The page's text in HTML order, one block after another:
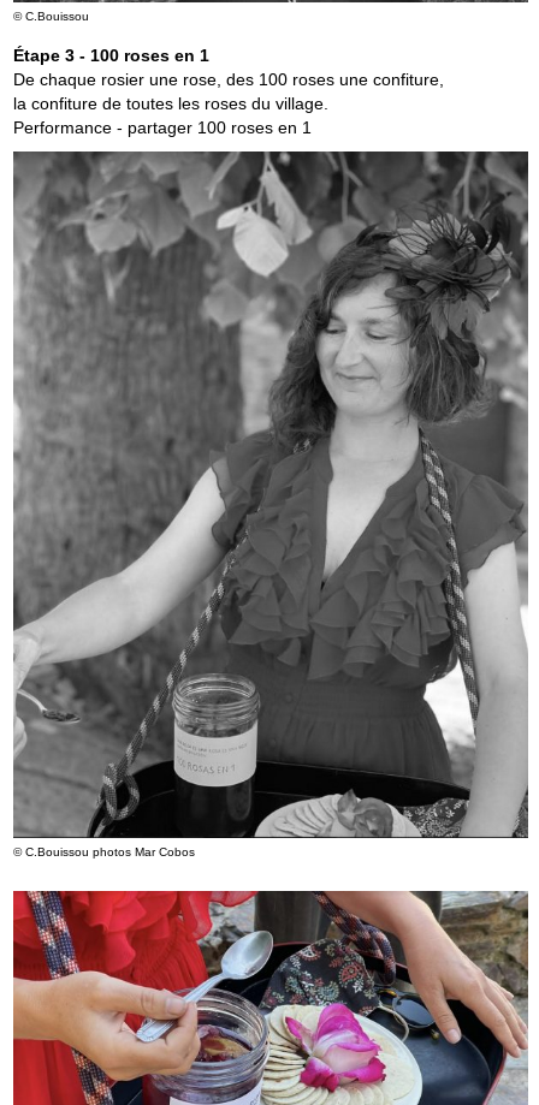
© C.Bouissou
Étape 3 - 100 roses en 1
De chaque rosier une rose, des 100 roses une confiture,
la confiture de toutes les roses du village.
Performance - partager 100 roses en 1
© C.Bouissou photos Mar Cobos